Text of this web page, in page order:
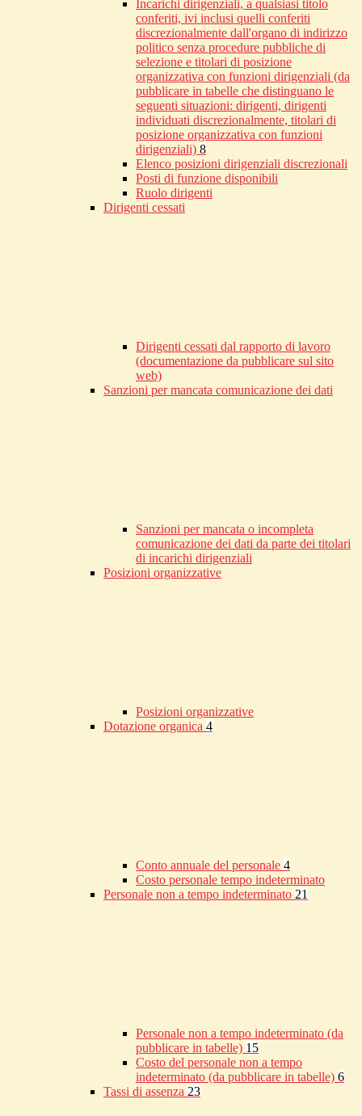
Incarichi dirigenziali, a qualsiasi titolo
conferiti, ivi inclusi quelli conferiti
discrezionalmente dall'organo di indirizzo
politico senza procedure pubbliche di
selezione e titolari di posizione
organizzativa con funzioni dirigenziali (da
pubblicare in tabelle che distinguano le
seguenti situazioni: dirigenti, dirigenti
individuati discrezionalmente, titolari di
posizione organizzativa con funzioni
dirigenziali) 8
Elenco posizioni dirigenziali discrezionali
Posti di funzione disponibili
Ruolo dirigenti
Dirigenti cessati
Dirigenti cessati dal rapporto di lavoro
(documentazione da pubblicare sul sito
web)
Sanzioni per mancata comunicazione dei dati
Sanzioni per mancata o incompleta
comunicazione dei dati da parte dei titolari
di incarichi dirigenziali
Posizioni organizzative
Posizioni organizzative
Dotazione organica 4
Conto annuale del personale 4
Costo personale tempo indeterminato
Personale non a tempo indeterminato 21
Personale non a tempo indeterminato (da
pubblicare in tabelle) 15
Costo del personale non a tempo
indeterminato (da pubblicare in tabelle) 6
Tassi di assenza 23